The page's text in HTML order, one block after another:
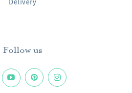
Delivery
Follow us